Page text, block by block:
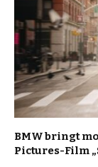
BMW bringt
Pictures-Film